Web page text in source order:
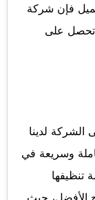
فإن شركة
على
الشركة لدينا
وسريعة في
تنظيفها
الأفضل، حيث